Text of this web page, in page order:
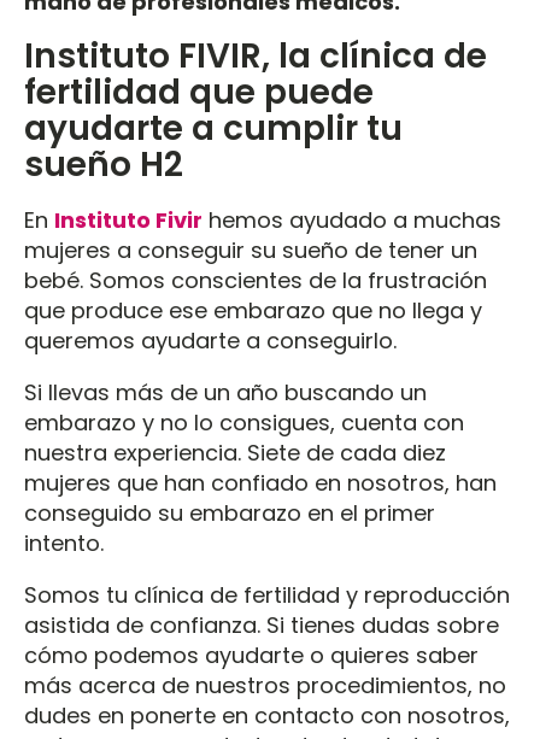
Instituto FIVIR, la clínica de
fertilidad que puede
ayudarte a cumplir tu
sueño H2
En Instituto Fivir hemos ayudado a muchas
mujeres a conseguir su sueño de tener un
bebé. Somos conscientes de la frustración
que produce ese embarazo que no llega y
queremos ayudarte a conseguirlo.
Si llevas más de un año buscando un
embarazo y no lo consigues, cuenta con
nuestra experiencia. Siete de cada diez
mujeres que han confiado en nosotros, han
conseguido su embarazo en el primer
intento.
Somos tu clínica de fertilidad y reproducción
asistida de confianza. Si tienes dudas sobre
cómo podemos ayudarte o quieres saber
más acerca de nuestros procedimientos, no
dudes en ponerte en contacto con nosotros,